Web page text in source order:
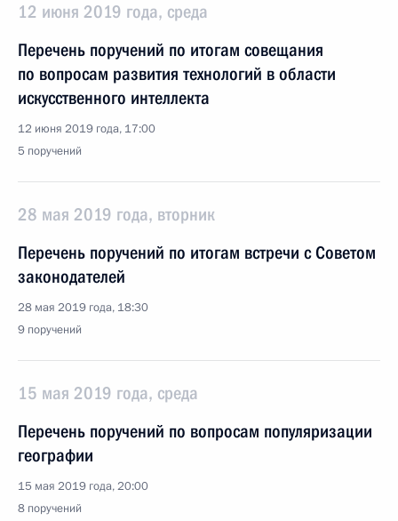
12 июня 2019 года, среда
Перечень поручений по итогам совещания
по вопросам развития технологий в области
искусственного интеллекта
12 июня 2019 года, 17:00
5 поручений
28 мая 2019 года, вторник
Перечень поручений по итогам встречи с Советом
законодателей
28 мая 2019 года, 18:30
9 поручений
15 мая 2019 года, среда
Перечень поручений по вопросам популяризации
географии
15 мая 2019 года, 20:00
8 поручений